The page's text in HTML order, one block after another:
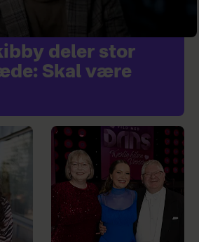
deler stor
Skal være